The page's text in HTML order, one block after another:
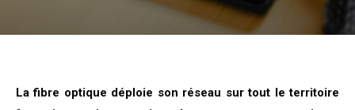
La fibre optique déploie son réseau sur tout le territoire